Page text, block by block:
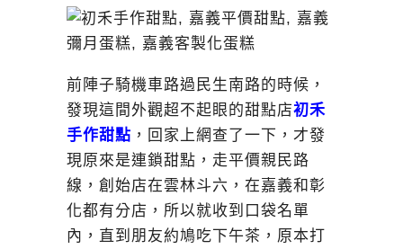
前陣子騎機車路過民生南路的時候，
發現這間外觀超不起眼的甜點店初禾
手作甜點 ，回家上網查了一下，才發
現原來是連鎖甜點，走平價親民路
線，創始店在雲林斗六，在嘉義和彰
化都有分店，所以就收到口袋名單
內，直到朋友約鳩吃下午茶，原本打